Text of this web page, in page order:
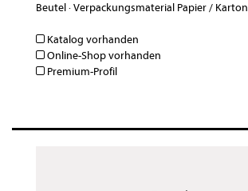
Beutel·Verpackungsmaterial Papier / Karton
Katalog vorhanden
Online-Shop vorhanden
Premium-Profil